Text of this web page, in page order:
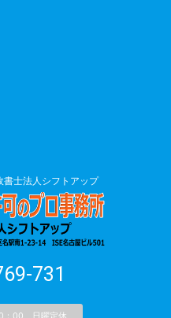
書士法人シフトアップ
731
：00 日曜定休